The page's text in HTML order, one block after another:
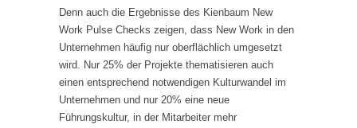
Denn auch die Ergebnisse des Kienbaum New
Work Pulse Checks zeigen, dass New Work in den
Unternehmen häufig nur oberflächlich umgesetzt
wird. Nur 25% der Projekte thematisieren auch
einen entsprechend notwendigen Kulturwandel im
Unternehmen und nur 20% eine neue
Führungskultur, in der Mitarbeiter mehr